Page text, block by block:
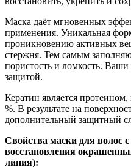
Маска даёт мгновенных
применения. Уникальная
проникновению активных
стержня. Тем самым
пористость и ломкость.
защитой.
Кератин является
%. В результате на
дополнительный защитный
Свойства маски для волос
восстановления
линия):